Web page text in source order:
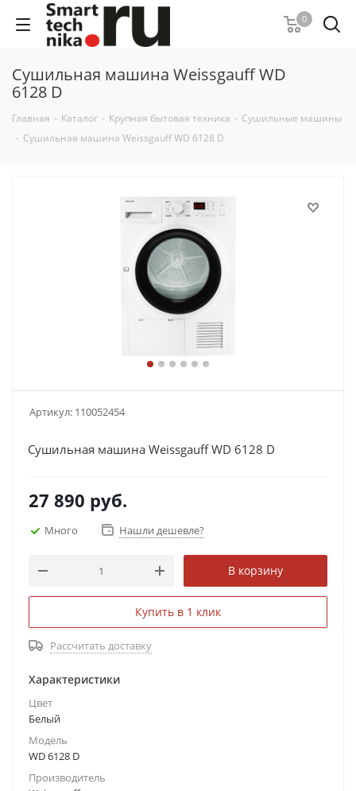
0
Сушильная машина Weissgauff WD
6128 D
Главная - Каталог - Крупная бытовая техника - Сушильные машины
- Сушильная машина Weissgauff WD 6128 D
Артикул: 110052454
Сушильная машина Weissgauff WD 6128 D
27 890 руб.
Много Нашли дешевле?
В корзину
Купить в 1 клик
Рассчитать доставку
Характеристики
Цвет
Белый
Модель
WD 6128 D
Производитель